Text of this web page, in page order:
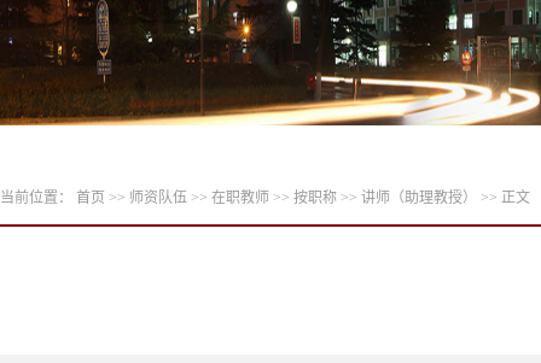
当前位置： 首页 >> 师资队伍 >> 在职教师 >> 按职称 >> 讲师（助理教授） >> 正文